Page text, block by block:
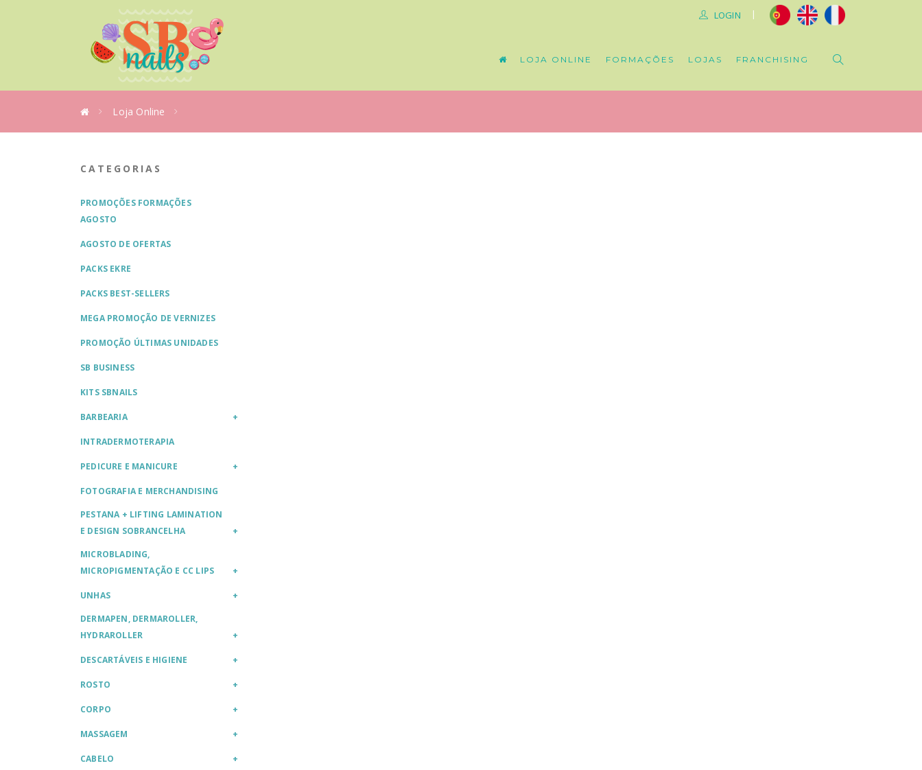
|
LOGIN
LOJA ONLINE FORMAÇÕES LOJAS FRANCHISING
Loja Online
CATEGORIAS
PROMOÇÕES FORMAÇÕES
AGOSTO
AGOSTO DE OFERTAS
PACKS EKRE
PACKS BEST-SELLERS
MEGA PROMOÇÃO DE VERNIZES
PROMOÇÃO ÚLTIMAS UNIDADES
SB BUSINESS
KITS SBNAILS
BARBEARIA
INTRADERMOTERAPIA
PEDICURE E MANICURE
FOTOGRAFIA E MERCHANDISING
PESTANA + LIFTING LAMINATION
E DESIGN SOBRANCELHA
MICROBLADING,
MICROPIGMENTAÇÃO E CC LIPS
UNHAS
DERMAPEN, DERMAROLLER,
HYDRAROLLER
DESCARTÁVEIS E HIGIENE
ROSTO
CORPO
MASSAGEM
CABELO